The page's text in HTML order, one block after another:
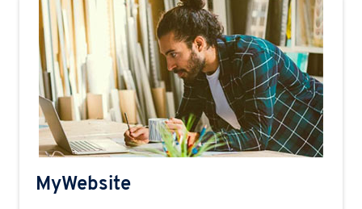
MyWebsite